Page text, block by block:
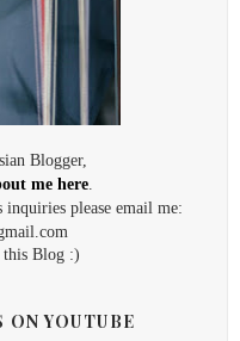
Blogger,
me here.
inquiries please email me:
Blog :)
YOUTUBE